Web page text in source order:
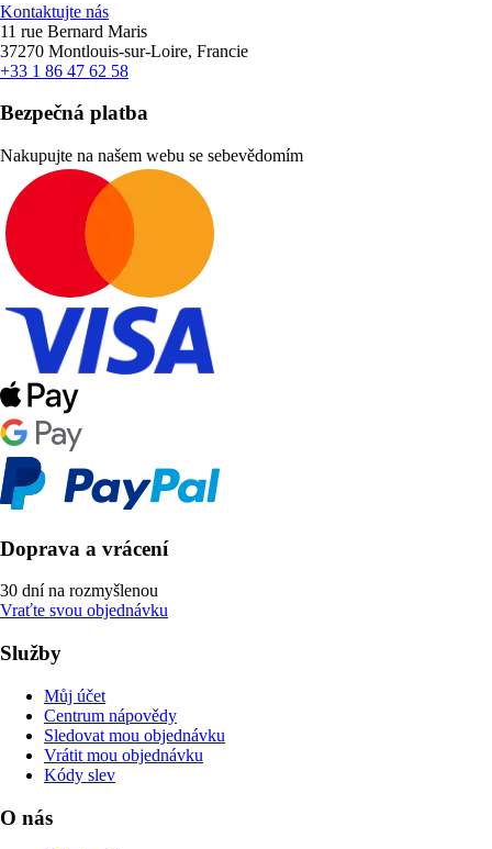
Kontaktujte nás
11 rue Bernard Maris
37270 Montlouis-sur-Loire, Francie
+33 1 86 47 62 58
Bezpečná platba
Nakupujte na našem webu se sebevědomím
Doprava a vrácení
30 dní na rozmyšlenou
Vraťte svou objednávku
Služby
Můj účet
Centrum nápovědy
Sledovat mou objednávku
Vrátit mou objednávku
Kódy slev
O nás